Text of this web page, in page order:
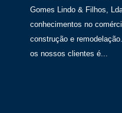
Gomes Lindo & Filhos,
conhecimentos no
construção e
os nossos clientes é...